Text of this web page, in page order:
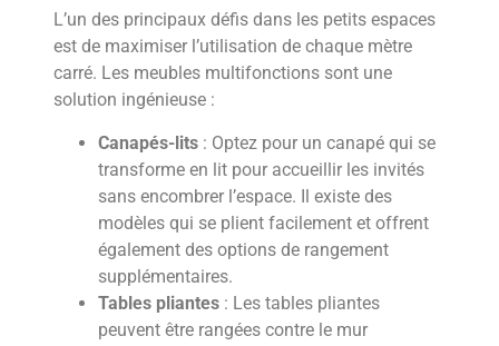
L’un des principaux défis dans les petits espaces
est de maximiser l’utilisation de chaque mètre
carré. Les meubles multifonctions sont une
solution ingénieuse :
Canapés-lits : Optez pour un canapé qui se
transforme en lit pour accueillir les invités
sans encombrer l’espace. Il existe des
modèles qui se plient facilement et offrent
également des options de rangement
supplémentaires.
Tables pliantes : Les tables pliantes
peuvent être rangées contre le mur